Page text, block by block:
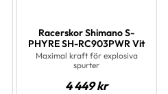
Racerskor Shimano S-
PHYRE SH-RC903PWR Vit
Maximal kraft för explosiva
spurter
4 449kr